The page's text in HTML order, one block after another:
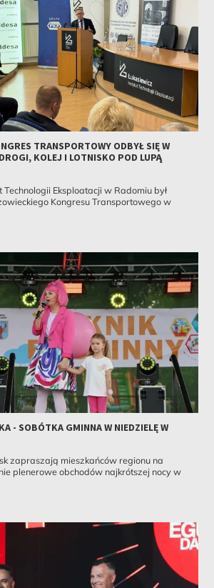
TRANSPORTOWY ODBYŁ SIĘ W
KOLEJ I LOTNISKO POD LUPĄ
Technologii Eksploatacji w Radomiu był
Kongresu Transportowego w
- SOBÓTKA GMINNA W NIEDZIELĘ W
zapraszają mieszkańców regionu na
plenerowe obchodów najkrótszej nocy w